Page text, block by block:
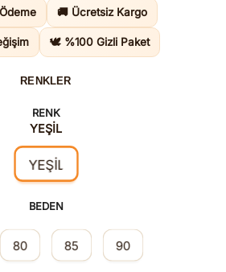
3.780,00TL.
🚚 Ücretsiz Kargo
🕊️ %100 Gizli Paket
RENKLER
RENK
YEŞİL
YEŞİL
BEDEN
80 85 90